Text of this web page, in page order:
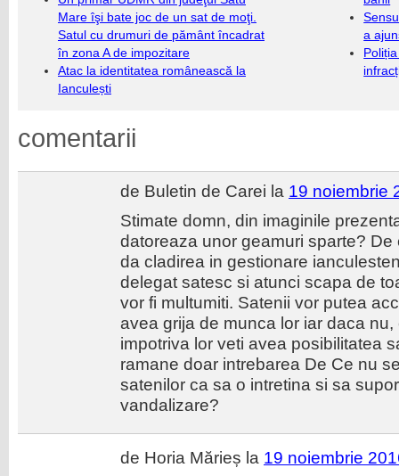
Mare îşi bate joc de un sat de moţi.
Satul cu drumuri de pământ încadrat
în zona A de impozitare
Atac la identitatea românească la
Ianculești
a
comentarii
de Buletin de Carei la 19 noiembrie
Stimate domn, din imaginile
datoreaza unor geamuri sparte?
da cladirea in gestionare
delegat satesc si atunci scapa de
vor fi multumiti. Satenii vor putea
avea grija de munca lor iar daca
impotriva lor veti avea posibilitatea
ramane doar intrebarea De Ce nu
satenilor ca sa o intretina si sa
vandalizare?
de Horia Mărieș la 19 noiembrie